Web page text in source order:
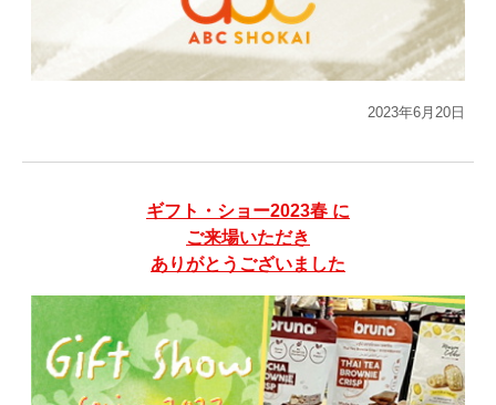
2023年6月20日
ギフト・ショー2023春 に
ご来場いただき
ありがとうございました